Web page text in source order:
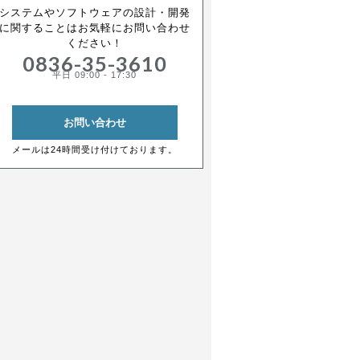
システムやソフトウェアの設計・開発
に関することはお気軽にお問い合わせ
ください！
0836-35-3610
平日 09:00 - 17:30
お問い合わせ
メールは24時間受け付けております。